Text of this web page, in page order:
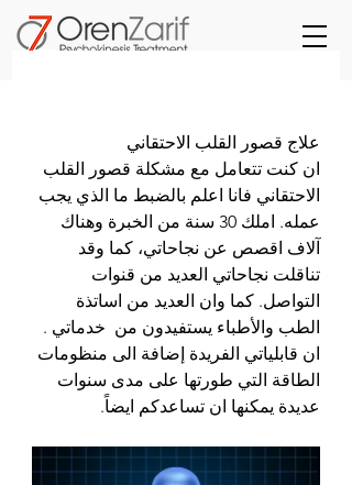
علاج قصور القلب الاحتقاني
ان كنت تتعامل مع مشكلة قصور القلب
الاحتقاني فانا اعلم بالضبط ما الذي يجب
عمله. املك 30 سنة من الخبرة وهناك
آلاف اقصص عن نجاحاتي، كما وقد
تناقلت نجاحاتي العديد من قنوات
التواصل. كما وان العديد من اساتذة
الطب والأطباء يستفيدون من  خدماتي .
ان قابلياتي الفريدة إضافة الى منظومات
الطاقة التي طورتها على مدى سنوات
عديدة يمكنها ان تساعدكم ايضاً.